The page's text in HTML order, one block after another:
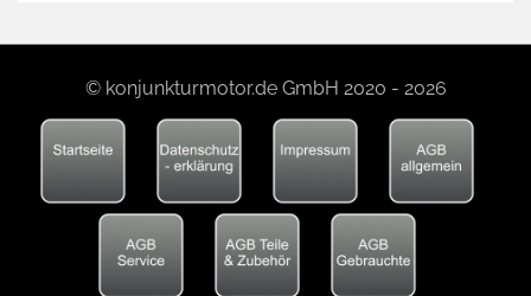
© konjunkturmotor.de GmbH 2020 - 2026